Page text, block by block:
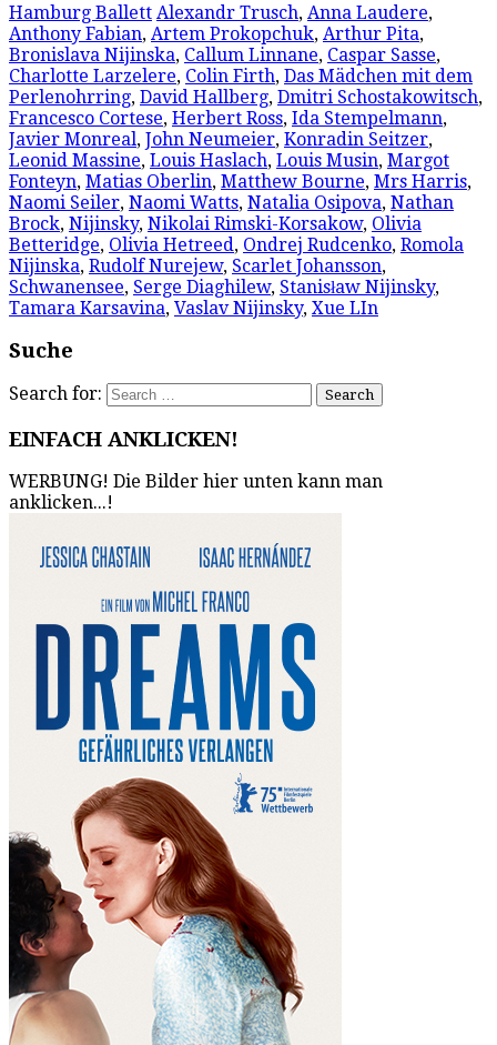
Hamburg Ballett Alexandr Trusch, Anna Laudere,
Anthony Fabian, Artem Prokopchuk, Arthur Pita,
Bronislava Nijinska, Callum Linnane, Caspar Sasse,
Charlotte Larzelere, Colin Firth, Das Mädchen mit dem
Perlenohrring, David Hallberg, Dmitri Schostakowitsch,
Francesco Cortese, Herbert Ross, Ida Stempelmann,
Javier Monreal, John Neumeier, Konradin Seitzer,
Leonid Massine, Louis Haslach, Louis Musin, Margot
Fonteyn, Matias Oberlin, Matthew Bourne, Mrs Harris,
Naomi Seiler, Naomi Watts, Natalia Osipova, Nathan
Brock, Nijinsky, Nikolai Rimski-Korsakow, Olivia
Betteridge, Olivia Hetreed, Ondrej Rudcenko, Romola
Nijinska, Rudolf Nurejew, Scarlet Johansson,
Schwanensee, Serge Diaghilew, Stanisław Nijinsky,
Tamara Karsavina, Vaslav Nijinsky, Xue LIn
Suche
Search for:
EINFACH ANKLICKEN!
WERBUNG! Die Bilder hier unten kann man
anklicken...!